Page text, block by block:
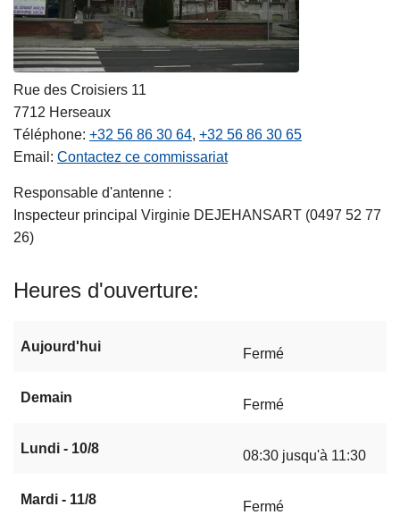
Rue des Croisiers 11
7712 Herseaux
Téléphone +32 56 86 30 64 +32 56 86 30 65
Email
Contactez ce commissariat
Responsable d'antenne :
Inspecteur principal Virginie DEJEHANSART (0497 52 77
26)
Heures d'ouverture
Aujourd'hui Fermé
Demain Fermé
Lundi - 10/8 08:30 jusqu'à 11:30
Mardi - 11/8 Fermé